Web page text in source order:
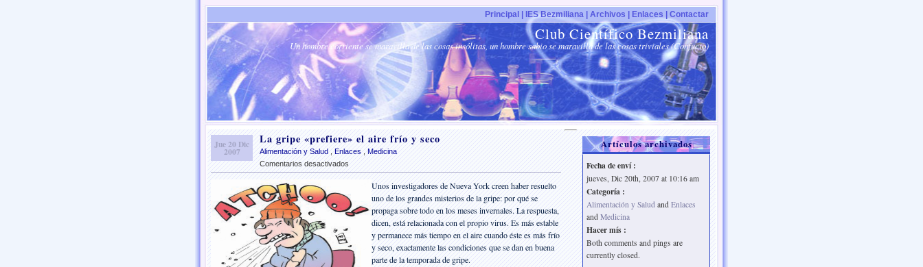
Principal | IES Bezmiliana | Archivos | Enlaces | Contactar
Club Científico Bezmiliana
Un hombre corriente se maravilla de las cosas insólitas, un hombre sabio se maravilla de las cosas triviales (Confucio)
Jue 20 Dic
2007
La gripe «prefiere» el aire frío y seco
Alimentación y Salud , Enlaces , Medicina
Comentarios desactivadosen
«prefiere»
el
y
seco
Unos investigadores de Nueva York creen haber resuelto
uno de los grandes misterios de la gripe: por qué se
propaga sobre todo en los meses invernales. La respuesta,
dicen, está relacionada con el propio virus. Es más estable
y permanece más tiempo en el aire cuando éste es más frío
y seco, exactamente las condiciones que se dan en buena
parte de la temporada de gripe.
Artículos archivados
Fecha de enví :
jueves, Dic 20th, 2007 at 10:16 am
Categoría :
Alimentación y Salud and Enlaces
and Medicina
Hacer mís :
Both comments and pings are
currently closed.